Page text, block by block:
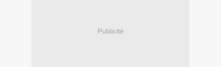
Publicité